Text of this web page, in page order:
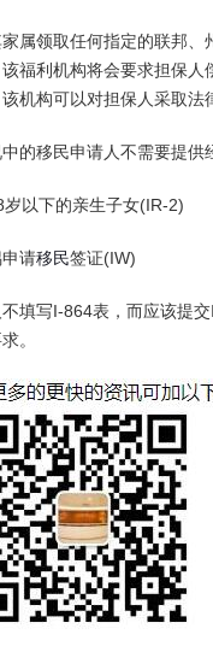
属领取任何指定的联邦、
福利机构将会要求担保人
机构可以对担保人采取法
的移民申请人不需要提供
以下的亲生子女(IR-2)
请移民签证(IW)
填写I-864表，而应该提
。